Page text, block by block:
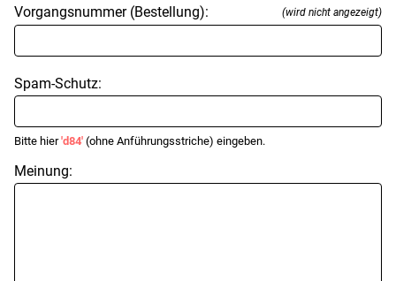
Vorgangsnummer (Bestellung): (wird nicht angezeigt)
Spam-Schutz:
Bitte hier'd84' (ohne Anführungsstriche) eingeben.
Meinung: